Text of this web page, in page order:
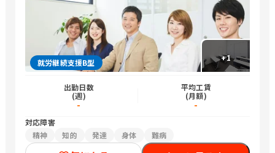
+1
就労継続支援B型
出勤日数
(週)
-
平均工賃
(月額)
-
対応障害
精神
知的 発達 身体 難病